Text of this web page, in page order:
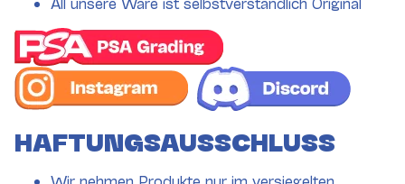
HAFTUNGSAUSSCHLUSS
Wir nehmen Produkte nur im versiegelten